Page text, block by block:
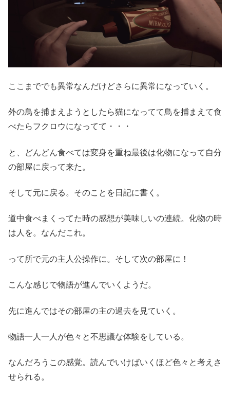
ここまででも異常なんだけどさらに異常になっていく。
外の鳥を捕まえようとしたら猫になってて鳥を捕まえて食
べたらフクロウになってて・・・
と、どんどん食べては変身を重ね最後は化物になって自分
の部屋に戻って来た。
そして元に戻る。そのことを日記に書く。
道中食べまくってた時の感想が美味しいの連続。化物の時
は人を。なんだこれ。
って所で元の主人公操作に。そして次の部屋に！
こんな感じで物語が進んでいくようだ。
先に進んではその部屋の主の過去を見ていく。
物語一人一人が色々と不思議な体験をしている。
なんだろうこの感覚。読んでいけばいくほど色々と考えさ
せられる。